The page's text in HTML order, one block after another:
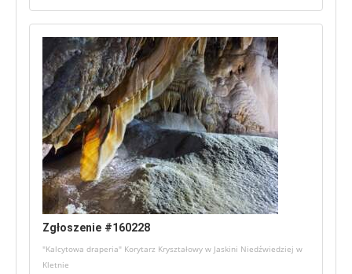
Zgłoszenie #160228
"Kalcytowa draperia" Korytarz Kryształowy w Jaskini Niedźwiedziej w
Kletnie